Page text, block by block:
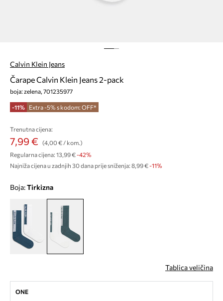
Calvin Klein Jeans
Čarape Calvin Klein Jeans 2-pack
boja: zelena, 701235977
-11% Extra -5% s kodom: OFF*
Trenutna cijena:
7,99 €
(4,00 € / kom.)
Regularna cijena: 13,99 €-42%
Najniža cijena u zadnjih 30 dana prije sniženja: 8,99 € -11%
Boja: tirkizna
Tablica veličina
ONE